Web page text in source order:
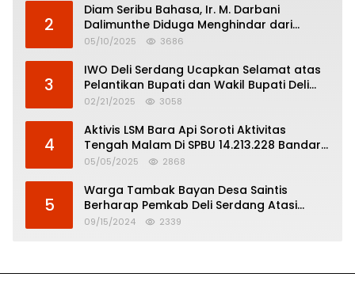
2
Diam Seribu Bahasa, Ir. M. Darbani
Dalimunthe Diduga Menghindar dari
Pertanggungjawaban Politik
05/10/2025 3686
3
IWO Deli Serdang Ucapkan Selamat atas
Pelantikan Bupati dan Wakil Bupati Deli
Serdang
02/21/2025 3058
4
Aktivis LSM Bara Api Soroti Aktivitas
Tengah Malam Di SPBU 14.213.228 Bandar
Tinggi
05/05/2025 2868
5
Warga Tambak Bayan Desa Saintis
Berharap Pemkab Deli Serdang Atasi
Banjir
09/15/2024 2339